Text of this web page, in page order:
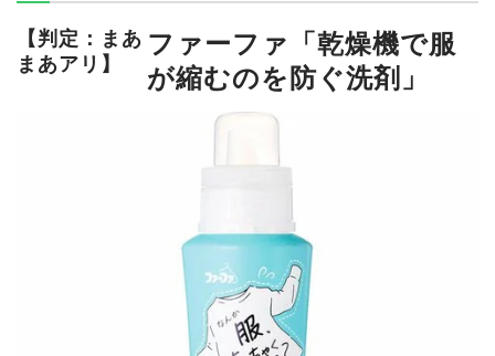
【判定：まあ
まあアリ】
ファーファ「乾燥機で服
が縮むのを防ぐ洗剤」